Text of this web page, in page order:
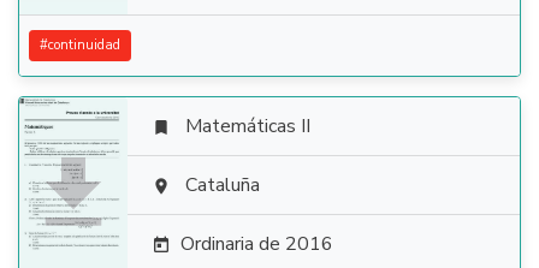
#continuidad

 Matemáticas II
 Cataluña
 Ordinaria de 2016